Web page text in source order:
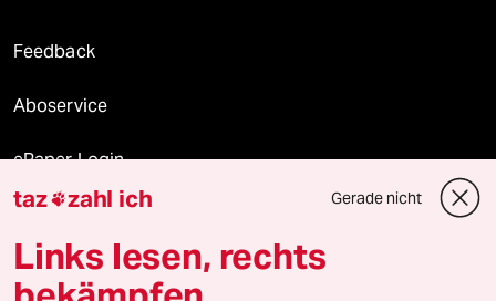
Feedback
Aboservice
ePaper Login
Downloads für Abonnierende
taz zahl ich Gerade nicht
Links lesen, rechts